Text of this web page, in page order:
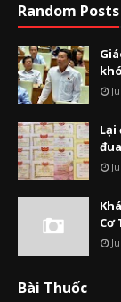
Random Posts
Lại
Cơ
Bài Thuốc